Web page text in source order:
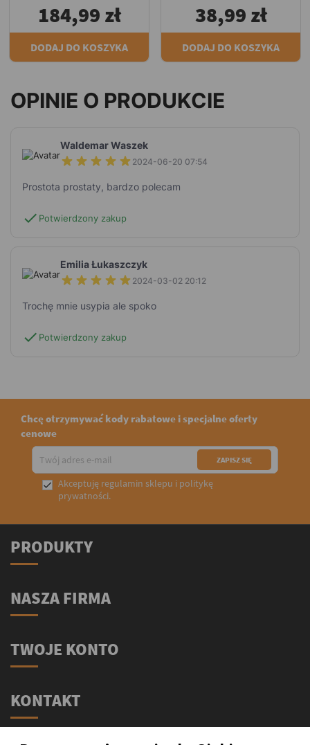
184,99 zł
DODAJ DO KOSZYKA
38,99 zł
DODAJ DO KOSZYKA
OPINIE O PRODUKCIE
Waldemar Waszek
2024-06-20 07:54
Prostota prostaty, bardzo polecam
check Potwierdzony zakup
Emilia Łukaszczyk
2024-03-02 20:12
Trochę mnie usypia ale spoko
check Potwierdzony zakup
Chcę otrzymywać kody rabatowe i specjalne oferty
cenowe
 Akceptuję regulamin sklepu i politykę
prywatności.
PRODUKTY
NASZA FIRMA
TWOJE KONTO
KONTAKT